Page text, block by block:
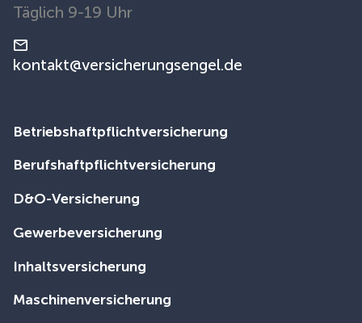
Täglich 9-19 Uhr
kontakt@versicherungsengel.de
Betriebshaftpflichtversicherung
Berufshaftpflichtversicherung
D&O-Versicherung
Gewerbeversicherung
Inhaltsversicherung
Maschinenversicherung